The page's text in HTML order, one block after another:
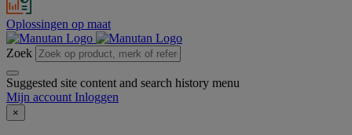
Oplossingen op maat
Zoek
Suggested site content and search history menu
Mijn account Inloggen
×